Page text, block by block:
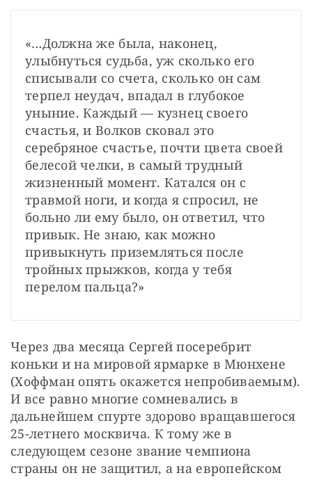
«…Должна же была, наконец,
улыбнуться судьба, уж сколько его
списывали со счета, сколько он сам
терпел неудач, впадал в глубокое
уныние. Каждый — кузнец своего
счастья, и Волков сковал это
серебряное счастье, почти цвета своей
белесой челки, в самый трудный
жизненный момент. Катался он с
травмой ноги, и когда я спросил, не
больно ли ему было, он ответил, что
привык. Не знаю, как можно
привыкнуть приземляться после
тройных прыжков, когда у тебя
перелом пальца?»
Через два месяца Сергей посеребрит
коньки и на мировой ярмарке в Мюнхене
(Хоффман опять окажется непробиваемым).
И все равно многие сомневались в
дальнейшем спурте здорово вращавшегося
25-летнего москвича. К тому же в
следующем сезоне звание чемпиона
страны он не защитил, а на европейском